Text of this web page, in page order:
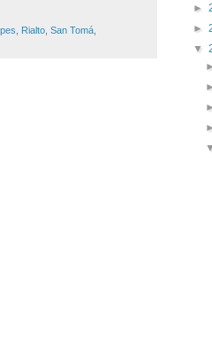
pes Rialto, San Tomá,
►
►
▼